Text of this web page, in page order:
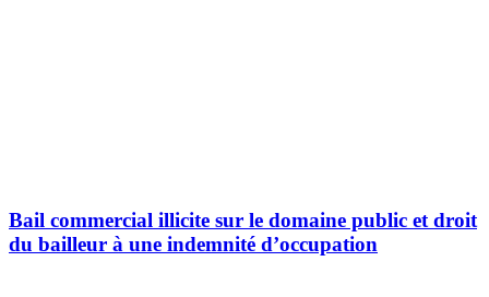
Bail commercial illicite sur le domaine public et droit
du bailleur à une indemnité d’occupation